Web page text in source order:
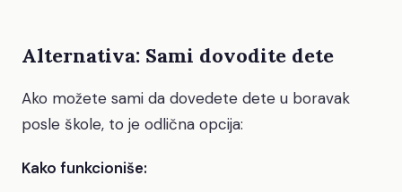
Alternativa: Sami dovodite dete
Ako možete sami da dovedete dete u boravak
posle škole, to je odlična opcija:
Kako funkcioniše: